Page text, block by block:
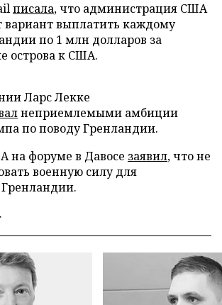
писала, что администрация США
вариант выплатить каждому
по 1 млн долларов за
острова к США.
Ларс Лекке
неприемлемыми амбиции
по поводу Гренландии.
на форуме в Давосе заявил, что не
военную силу для